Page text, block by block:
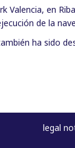
en
de la
ha sido
legal